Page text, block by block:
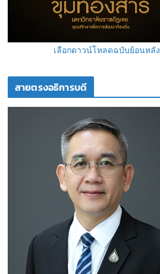
เลือกดาวน์โหลดฉบับย้อนหลัง
สายตรงอธิการบดี